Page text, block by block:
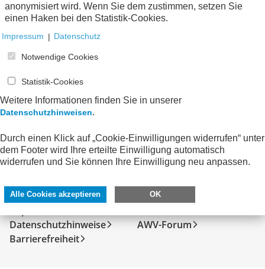
Keine Nachrichten verfügbar.
SERVICE
Kontakt
Datenschutzhinweise
Barrierefreiheit
DIREKT ZU
FeRD
AWV-Forum
anonymisiert wird. Wenn Sie dem zustimmen, setzen Sie
einen Haken bei den Statistik-Cookies.
Impressum | Datenschutz
Notwendige Cookies
Statistik-Cookies
Weitere Informationen finden Sie in unserer
Datenschutzhinweisen.
Durch einen Klick auf „Cookie-Einwilligungen widerrufen“ unter
dem Footer wird Ihre erteilte Einwilligung automatisch
widerrufen und Sie können Ihre Einwilligung neu anpassen.
Alle Cookies akzeptieren OK